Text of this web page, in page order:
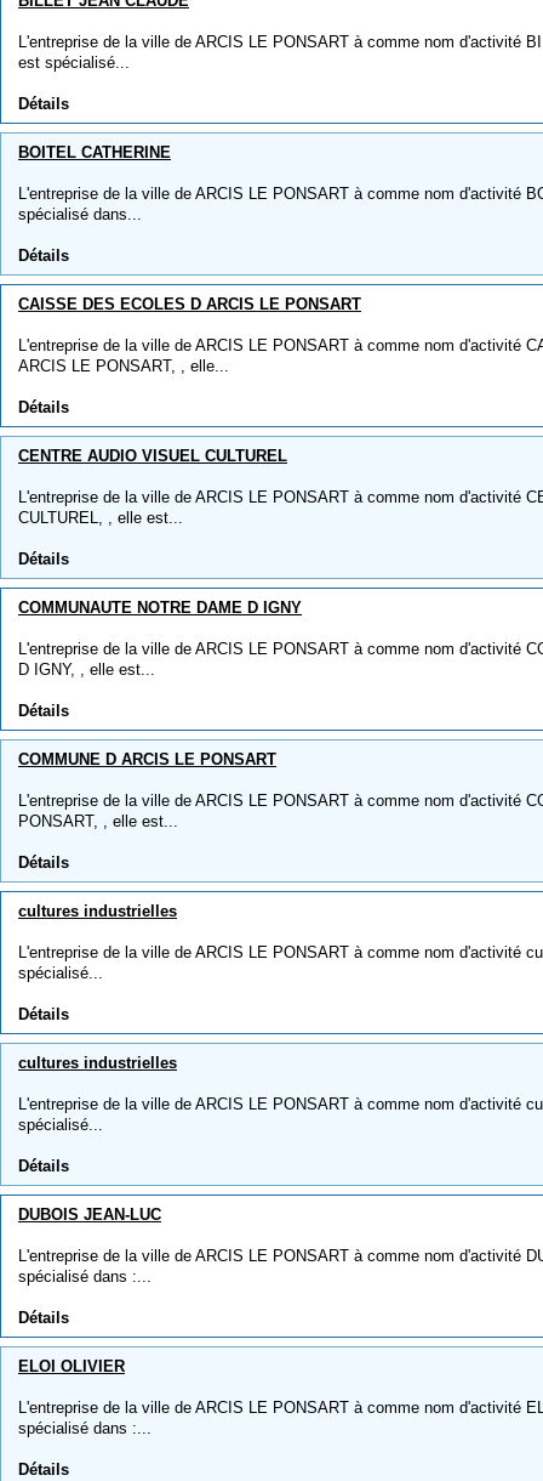
L'entreprise de la ville de ARCIS LE PONSART à comme nom d'activité
est spécialisé...
Détails
BOITEL CATHERINE
L'entreprise de la ville de ARCIS LE PONSART à comme nom d'activité
spécialisé dans...
Détails
CAISSE DES ECOLES D ARCIS LE PONSART
L'entreprise de la ville de ARCIS LE PONSART à comme nom d'activité
ARCIS LE PONSART, , elle...
Détails
CENTRE AUDIO VISUEL CULTUREL
L'entreprise de la ville de ARCIS LE PONSART à comme nom d'activité
CULTUREL, , elle est...
Détails
COMMUNAUTE NOTRE DAME D IGNY
L'entreprise de la ville de ARCIS LE PONSART à comme nom d'activité
D IGNY, , elle est...
Détails
COMMUNE D ARCIS LE PONSART
L'entreprise de la ville de ARCIS LE PONSART à comme nom d'activité
PONSART, , elle est...
Détails
cultures industrielles
L'entreprise de la ville de ARCIS LE PONSART à comme nom d'activité
spécialisé...
Détails
cultures industrielles
L'entreprise de la ville de ARCIS LE PONSART à comme nom d'activité
spécialisé...
Détails
DUBOIS JEAN-LUC
L'entreprise de la ville de ARCIS LE PONSART à comme nom d'activité
spécialisé dans :...
Détails
ELOI OLIVIER
L'entreprise de la ville de ARCIS LE PONSART à comme nom d'activité
spécialisé dans :...
Détails